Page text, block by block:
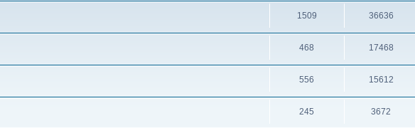
1509 36636
468 17468
556 15612
245 3672